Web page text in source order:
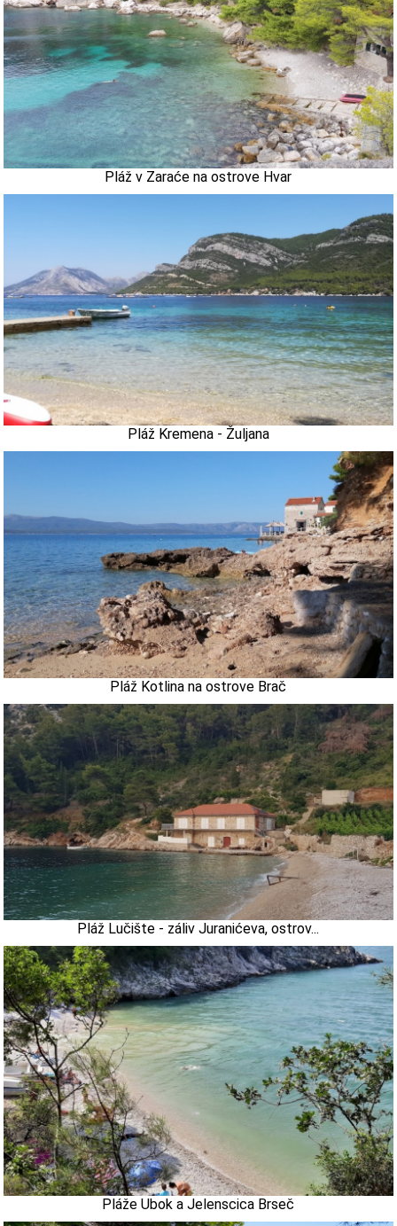
Pláž v Zaraće na ostrove Hvar
Pláž Kremena - Žuljana
Pláž Kotlina na ostrove Brač
Pláž Lučište - záliv Juranićeva, ostrov...
Pláže Ubok a Jelenscica Brseč